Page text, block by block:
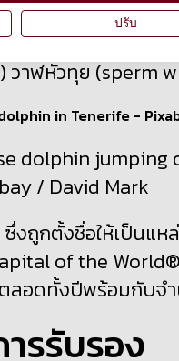
าฬอยู่28 ชนิดที่พบใ
ว่าบางส่วนจะเป็น
) วาฬหัวทุย (sperm
dolphin jumping
/ David Mark
ซึ่งถูกตั้งชื่อให้เป็นแห
of the World®
ลอดทั้งปีพร้อมกับจำ
รรับรอง
ปรับ